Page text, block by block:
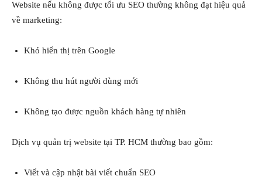
Website nếu không được tối ưu SEO thường không đạt hiệu quả
về marketing:
Khó hiển thị trên Google
Không thu hút người dùng mới
Không tạo được nguồn khách hàng tự nhiên
Dịch vụ quản trị website tại TP. HCM thường bao gồm:
Viết và cập nhật bài viết chuẩn SEO